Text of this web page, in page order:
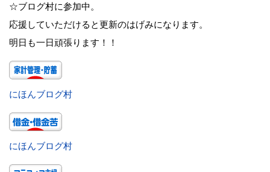
☆ブログ村に参加中。
応援していただけると更新のはげみになります。
明日も一日頑張ります！！
にほんブログ村
にほんブログ村